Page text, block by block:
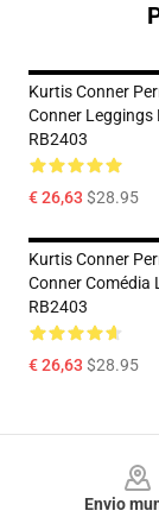
Kurtis Conner
Conner Leggings
RB2403
€ 26,63 $28.95
Kurtis Conner
Conner Comédia
RB2403
€ 26,63 $28.95
Envio